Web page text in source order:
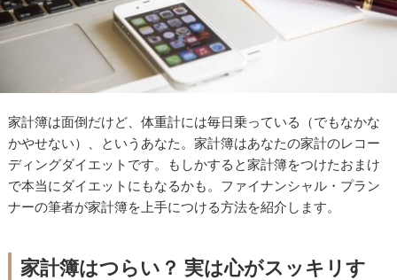
家計簿は面倒だけど、体重計には毎日乗っている（でもなかな
かやせない）、というあなた。家計簿はあなたの家計のレコー
ディングダイエットです。もしかすると家計簿をつけたおまけ
で本当にダイエットにもなるかも。ファイナンシャル・プラン
ナーの筆者が家計簿を上手につける方法を紹介します。
家計簿はつらい？ 実は心がスッキリす